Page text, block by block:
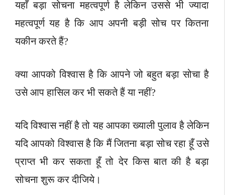
यहाँ बड़ा सोचना महत्वपूर्ण है लेकिन उससे भी ज्यादा
महत्वपूर्ण यह है कि आप अपनी बड़ी सोच पर कितना
यकीन करते हैं?
क्या आपको विश्वास है कि आपने जो बहुत बड़ा सोचा है
उसे आप हासिल कर भी सकते हैं या नहीं?
यदि विश्वास नहीं है तो यह आपका ख्याली पुलाव है लेकिन
यदि आपको विश्वास है कि मैं जितना बड़ा सोच रहा हूँ उसे
प्राप्त भी कर सकता हूँ तो देर किस बात की है बड़ा
सोचना शुरू कर दीजिये।